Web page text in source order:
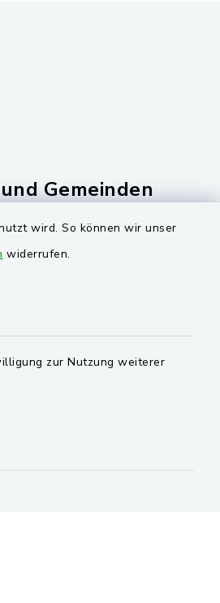
wird. So können wir unser
widerrufen.
zur Nutzung weiterer
Gemeinden
Schwarzenfeld
Stulln